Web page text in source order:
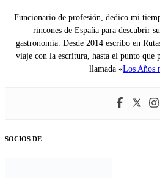
Funcionario de profesión, dedico mi
rincones de España para descubrir
gastronomía. Desde 2014 escribo en
viaje con la escritura, hasta el punto que
llamada «Los Años
SOCIOS DE